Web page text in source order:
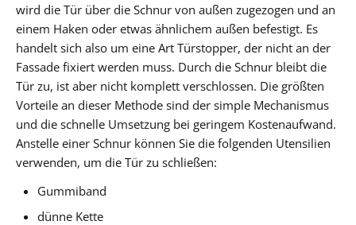
wird die Tür über die Schnur von außen zugezogen und an
einem Haken oder etwas ähnlichem außen befestigt. Es
handelt sich also um eine Art Türstopper, der nicht an der
Fassade fixiert werden muss. Durch die Schnur bleibt die
Tür zu, ist aber nicht komplett verschlossen. Die größten
Vorteile an dieser Methode sind der simple Mechanismus
und die schnelle Umsetzung bei geringem Kostenaufwand.
Anstelle einer Schnur können Sie die folgenden Utensilien
verwenden, um die Tür zu schließen:
Gummiband
dünne Kette